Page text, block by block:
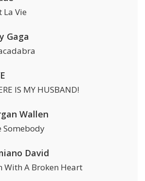
La Vie
Gaga
IS MY HUSBAND!
Wallen
Somebody
David
With A Broken Heart